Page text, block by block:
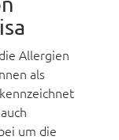
Allergien
als
um die